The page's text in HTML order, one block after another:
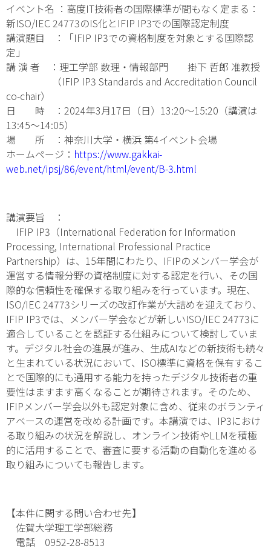
イベント名 ：高度IT技術者の国際標準が間もなく定まる：
新ISO/IEC 24773のIS化とIFIP IP3での国際認定制度
講演題目 ：「IFIP IP3での資格制度を対象とする国際認
定」
講 演 者 ：理工学部 数理・情報部門 掛下 哲郎 准教授
（IFIP IP3 Standards and Accreditation Council
co-chair）
日 時 ：2024年3月17日（日）13:20～15:20（講演は
13:45～14:05）
場 所 ：神奈川大学・横浜 第4イベント会場
ホームページ： https://www.gakkai-
web.net/ipsj/86/event/html/event/B-3.html
講演要旨 ：
IFIP IP3（International Federation for Information
Processing, International Professional Practice
Partnership）は、15年間にわたり、IFIPのメンバー学会が
運営する情報分野の資格制度に対する認定を行い、その国
際的な信頼性を確保する取り組みを行っています。現在、
ISO/IEC 24773シリーズの改訂作業が大詰めを迎えており、
IFIP IP3では、メンバー学会などが新しいISO/IEC 24773に
適合していることを認証する仕組みについて検討していま
す。デジタル社会の進展が進み、生成AIなどの新技術も続々
と生まれている状況において、ISO標準に資格を保有するこ
とで国際的にも通用する能力を持ったデジタル技術者の重
要性はますます高くなることが期待されます。そのため、
IFIPメンバー学会以外も認定対象に含め、従来のボランティ
アベースの運営を改める計画です。本講演では、IP3におけ
る取り組みの状況を解説し、オンライン技術やLLMを積極
的に活用することで、審査に要する活動の自動化を進める
取り組みについても報告します。
【本件に関する問い合わせ先】
佐賀大学理工学部総務
電話 0952-28-8513